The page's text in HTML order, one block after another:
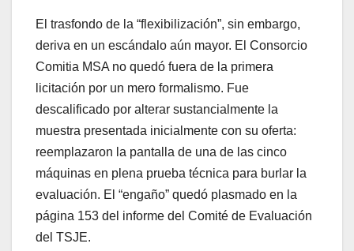
El trasfondo de la “flexibilización”, sin embargo,
deriva en un escándalo aún mayor. El Consorcio
Comitia MSA no quedó fuera de la primera
licitación por un mero formalismo. Fue
descalificado por alterar sustancialmente la
muestra presentada inicialmente con su oferta:
reemplazaron la pantalla de una de las cinco
máquinas en plena prueba técnica para burlar la
evaluación. El “engaño” quedó plasmado en la
página 153 del informe del Comité de Evaluación
del TSJE.